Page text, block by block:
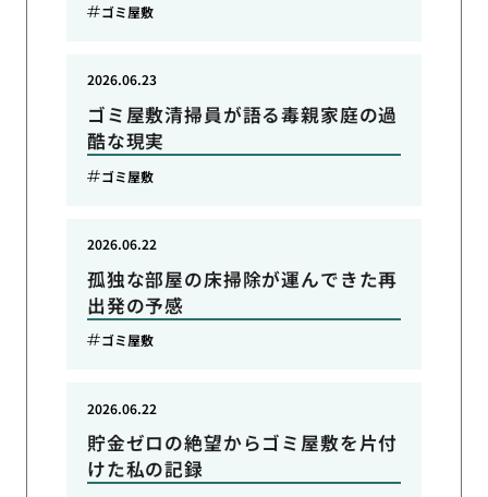
ゴミ屋敷
ゴミ屋敷清掃員が語る毒親家庭の過
酷な現実
2026.06.23
ゴミ屋敷
孤独な部屋の床掃除が運んできた再
出発の予感
2026.06.22
ゴミ屋敷
貯金ゼロの絶望からゴミ屋敷を片付
けた私の記録
2026.06.22